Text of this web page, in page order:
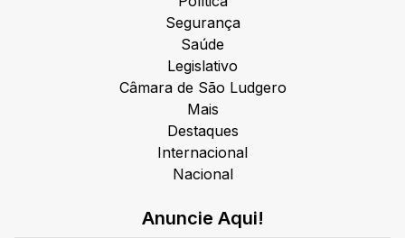
Segurança
Saúde
Legislativo
Câmara de São Ludgero
Mais
Destaques
Internacional
Nacional
Anuncie Aqui!